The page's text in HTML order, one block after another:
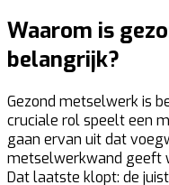
Waarom is
belangrijk?
Gezond metselwerk is
cruciale rol speelt een
gaan ervan uit dat
metselwerkwand geeft
Dat laatste klopt: de